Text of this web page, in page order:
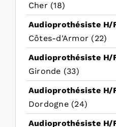
Cher (18)
Audioprothésiste H/
Côtes-d'Armor (22)
Audioprothésiste H/
Gironde (33)
Audioprothésiste H/
Dordogne (24)
Audioprothésiste H/